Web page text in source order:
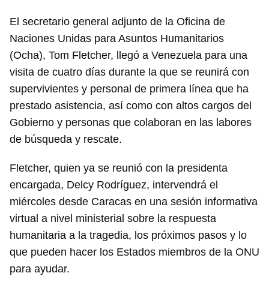
El secretario general adjunto de la Oficina de
Naciones Unidas para Asuntos Humanitarios
(Ocha), Tom Fletcher, llegó a Venezuela para una
visita de cuatro días durante la que se reunirá con
supervivientes y personal de primera línea que ha
prestado asistencia, así como con altos cargos del
Gobierno y personas que colaboran en las labores
de búsqueda y rescate.
Fletcher, quien ya se reunió con la presidenta
encargada, Delcy Rodríguez, intervendrá el
miércoles desde Caracas en una sesión informativa
virtual a nivel ministerial sobre la respuesta
humanitaria a la tragedia, los próximos pasos y lo
que pueden hacer los Estados miembros de la ONU
para ayudar.